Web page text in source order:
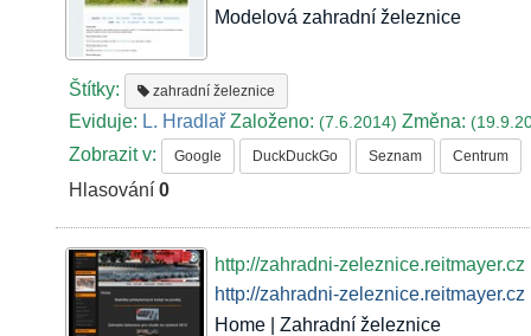
Modelová zahradní železnice
Štítky: zahradní železnice
Eviduje: L. Hradlař Založeno:(7.6.2014)Změna:
Zobrazit v: Google DuckDuckGo Seznam Centrum
Hlasování0
http://zahradni-zeleznice.reitmayer.cz
http://zahradni-zeleznice.reitmayer.cz
Home | Zahradní železnice